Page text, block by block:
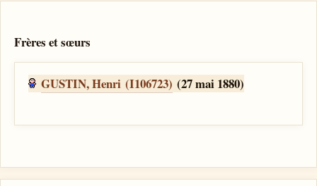
Frères et sœurs
GUSTIN, Henri (I106723) (27 mai 1880)